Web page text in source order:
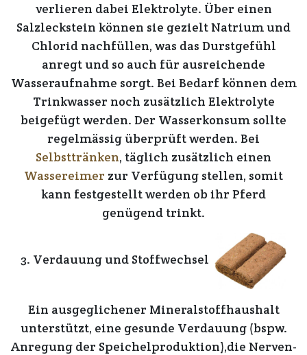
verlieren dabei Elektrolyte. Über einen
Salzleckstein können sie gezieltNatriumund
Chlorid nachfüllen, was das Durstgefühl
anregtund so auch für ausreichende
Wasseraufnahme sorgt. Bei Bedarf können dem
Trinkwasser noch zusätzlich Elektrolyte
beigefügt werden. Der Wasserkonsum sollte
regelmässigüberprüftwerden. Bei
Selbsttränken, täglich zusätzlich einen
Wassereimer zur Verfügung stellen, somit
kann festgestelltwerden ob ihr Pferd
genügend trinkt.
3. Verdauung und Stoffwechsel
Ein ausgeglichener Mineralstoffhaushalt
unterstützt, eine gesunde Verdauung (bspw.
Anregung der Speichelproduktion),die Nerven-